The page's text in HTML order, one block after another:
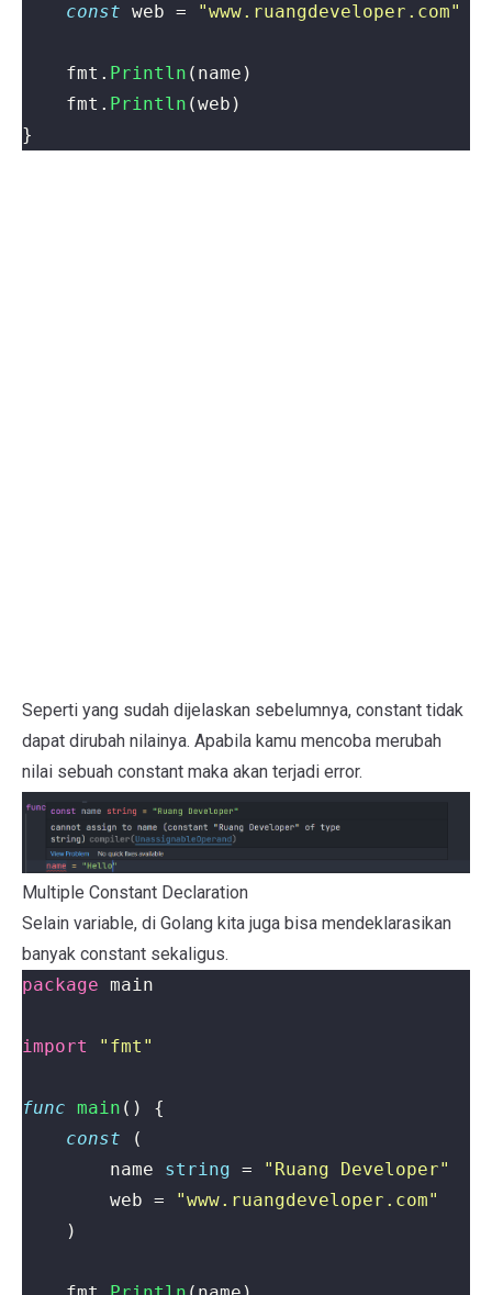
const web = "www.ruangdeveloper.com"
fmt . Println ( name )
fmt . Println (web )
}
Seperti yang sudah dijelaskan sebelumnya, constant tidak
dapat dirubah nilainya. Apabila kamu mencoba merubah
nilai sebuah constant maka akan terjadi error.
Multiple Constant Declaration
Selain variable, di Golang kita juga bisa mendeklarasikan
banyak constant sekaligus.
package main
import "fmt"
func main ()
{
const
(
name
string =
"Ruang Developer"
web =
"www.ruangdeveloper.com"
)